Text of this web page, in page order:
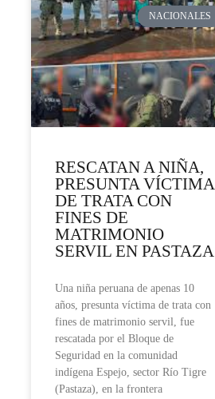
NACIONALES
RESCATAN A NIÑA,
PRESUNTA VÍCTIMA
DE TRATA CON
FINES DE
MATRIMONIO
SERVIL EN PASTAZA
Una niña peruana de apenas 10
años, presunta víctima de trata con
fines de matrimonio servil, fue
rescatada por el Bloque de
Seguridad en la comunidad
indígena Espejo, sector Río Tigre
(Pastaza), en la frontera